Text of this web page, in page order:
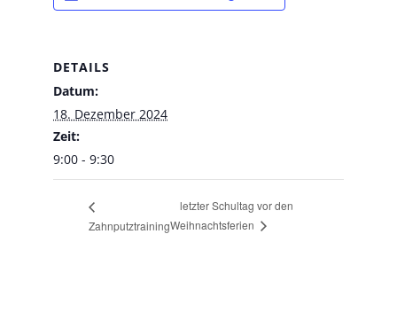
DETAILS
Datum:
18. Dezember 2024
Zeit:
9:00 - 9:30
Zahnputztraining
letzter Schultag vor den
Weihnachtsferien